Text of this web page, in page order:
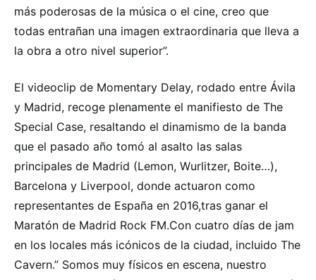
más poderosas de la música o el cine, creo que
todas entrañan una imagen extraordinaria que lleva a
la obra a otro nivel superior”.
El videoclip de Momentary Delay, rodado entre Ávila
y Madrid, recoge plenamente el manifiesto de The
Special Case, resaltando el dinamismo de la banda
que el pasado año tomó al asalto las salas
principales de Madrid (Lemon, Wurlitzer, Boite…),
Barcelona y Liverpool, donde actuaron como
representantes de España en 2016,tras ganar el
Maratón de Madrid Rock FM.Con cuatro días de jam
en los locales más icónicos de la ciudad, incluido The
Cavern.” Somos muy físicos en escena, nuestro